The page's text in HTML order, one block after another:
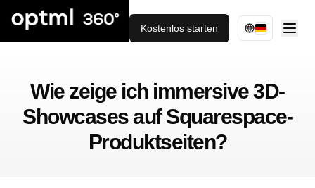
Kostenlos starten
Wie zeige ich immersive 3D-
Showcases auf Squarespace-
Produktseiten?